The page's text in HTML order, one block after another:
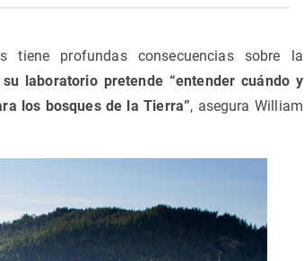
tiene profundas consecuencias sobre la
laboratorio pretende “entender cuándo y
los bosques de la Tierra”, asegura William